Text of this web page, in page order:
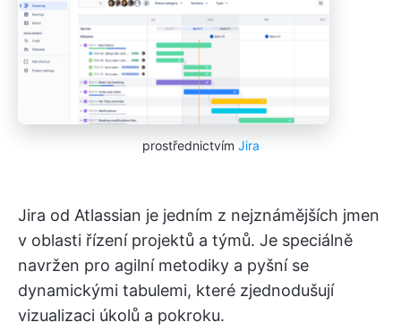
prostřednictvím Jira
Jira od Atlassian je jedním z nejznámějších jmen
v oblasti řízení projektů a týmů. Je speciálně
navržen pro agilní metodiky a pyšní se
dynamickými tabulemi, které zjednodušují
vizualizaci úkolů a pokroku.